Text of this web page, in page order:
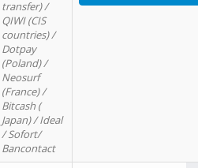
transfer) /
QIWI (CIS
countries) /
Dotpay
(Poland) /
Neosurf
(France) /
Bitcash (
Japan) / Ideal
/ Sofort/
Bancontact